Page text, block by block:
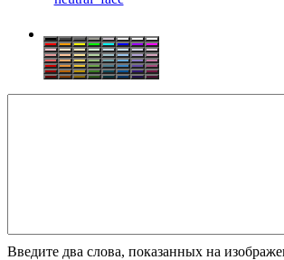
Введите два слова, показанных на